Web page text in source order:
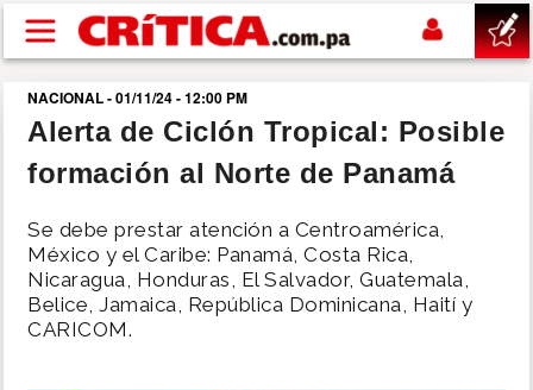
Pasar al contenido principal
buscar
SUCESOS
NACIONAL
POLÍTICA
NACIONAL - 01/11/24 - 12:00 PM
Alerta de Ciclón Tropical: Posible
formación al Norte de Panamá
Se debe prestar atención a Centroamérica,
México y el Caribe: Panamá, Costa Rica,
Nicaragua, Honduras, El Salvador, Guatemala,
Belice, Jamaica, República Dominicana, Haití y
CARICOM.